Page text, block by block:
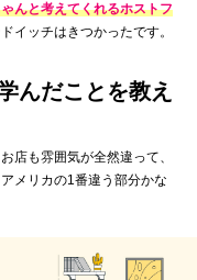
んと考えてくれるホストフ
イッチはきつかったです。
んだことを教え
店も雰囲気が全然違って、
メリカの1番違う部分かな